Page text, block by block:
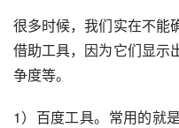
很多时候，我们实在不能
借助工具，因为它们显示
争度等。
1）百度工具。常用的就